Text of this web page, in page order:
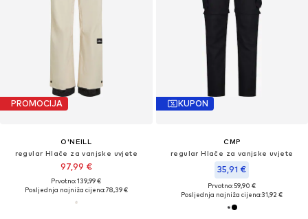
PROMOCIJA
O'NEILL
regular Hlače za vanjske uvjete
97,99 €
Prvotno: 139,99 €
Posljednja najniža cijena:78,39 €
KUPON
CMP
regular Hlače za vanjske uvjete
35,91 €
Prvotno: 59,90 €
Posljednja najniža cijena:31,92 €